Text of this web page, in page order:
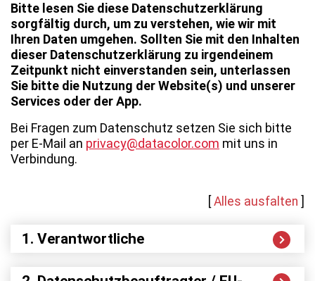
Bitte lesen Sie diese Datenschutzerklärung
sorgfältig durch, um zu verstehen, wie wir mit
Ihren Daten umgehen. Sollten Sie mit den Inhalten
dieser Datenschutzerklärung zu irgendeinem
Zeitpunkt nicht einverstanden sein, unterlassen
Sie bitte die Nutzung der Website(s) und unserer
Services oder der App.
Bei Fragen zum Datenschutz setzen Sie sich bitte
per E-Mail an privacy@datacolor.com mit uns in
Verbindung.
Alles ausfalten
1. Verantwortliche